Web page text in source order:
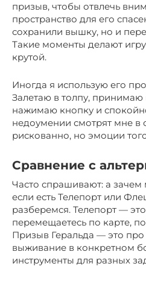
призыв, чтобы отвлечь
пространство для его
сохранили вышку, но и
Такие моменты делают
крутой.
Иногда я использую его
Залетаю в толпу, принимаю
нажимаю кнопку и
недоумении смотрят мне в
рискованно, но эмоции того
Сравнение с
Часто спрашивают: а зачем
если есть Телепорт или
разберемся. Телепорт —
перемещаетесь по карте,
Призыв Геральда — это
выживание в конкретном
инструменты для разных